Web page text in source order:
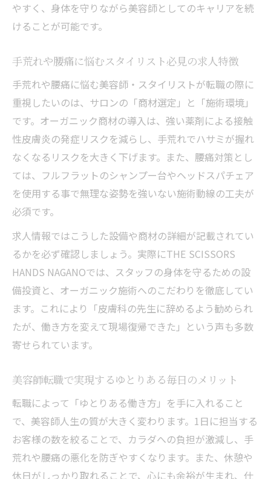
やすく、身体を守りながら美容師としてのキャリアを続
けることが可能です。
手荒れや腰痛に悩むスタイリスト必見の求人特徴
手荒れや腰痛に悩む美容師・スタイリストが転職の際に
重視したいのは、サロンの「商材選定」と「施術環境」
です。オーガニック商材の導入は、強い薬剤による接触
性皮膚炎の発症リスクを減らし、手荒れでハサミが握れ
なくなるリスクを大きく下げます。また、腰痛対策とし
ては、フルフラットのシャンプー台やヘッドスパチェア
を使用する事で無理な姿勢を強いない施術動線の工夫が
必須です。
求人情報ではこうした設備や商材の詳細が記載されてい
るかを必ず確認しましょう。実際にTHE SCISSORS
HANDS NAGANOでは、スタッフの身体を守るための設
備投資と、オーガニック施術へのこだわりを徹底してい
ます。これにより「皮膚科の先生に辞めるよう勧められ
たが、働き方を変えて現場復帰できた」という声も多数
寄せられています。
美容師転職で実現するゆとりある毎日のメリット
転職によって「ゆとりある働き方」を手に入れること
で、美容師人生の質が大きく変わります。1日に担当する
お客様の数を絞ることで、カラダへの負担が激減し、手
荒れや腰痛の悪化を防ぎやすくなります。また、休憩や
休日がしっかり取れることで、心にも余裕が生まれ、仕